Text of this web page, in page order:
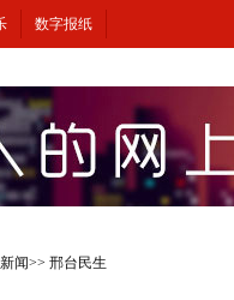
数字报纸
闻>> 邢台民生